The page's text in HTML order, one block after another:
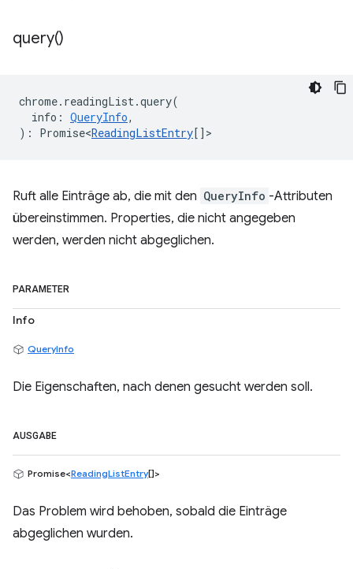
query()
chrome. readingList .query(
info : QueryInfo,
) : Promise<ReadingListEntry[] >
Ruft alle Einträge ab, die mit den QueryInfo -Attributen
übereinstimmen. Properties, die nicht angegeben
werden, werden nicht abgeglichen.
PARAMETER
Info
QueryInfo
Die Eigenschaften, nach denen gesucht werden soll.
AUSGABE
Promise<ReadingListEntry[]>
Das Problem wird behoben, sobald die Einträge
abgeglichen wurden.